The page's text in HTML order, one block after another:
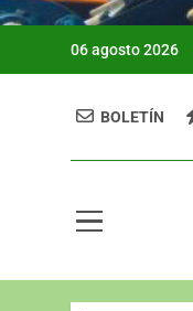
06 agosto 2026
BOLETÍN